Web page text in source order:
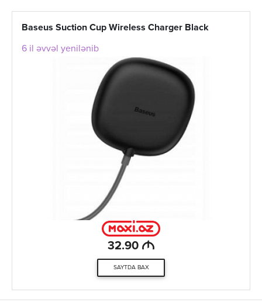
Baseus Suction Cup Wireless Charger Black
6 il əvvəl yenilənib
32.90 M
SAYTDA BAX